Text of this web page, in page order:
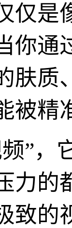
仅是
你通
肤质
被精
”，
力的
致的